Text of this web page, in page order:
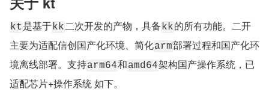
kt 是基于kk二次开发的产物，具备kk的所有功能。二开
主要为适配信创国产化环境、简化arm部署过程和国产化环
境离线部署。支持arm64和amd64架构国产操作系统，已
适配芯片+操作系统 如下。